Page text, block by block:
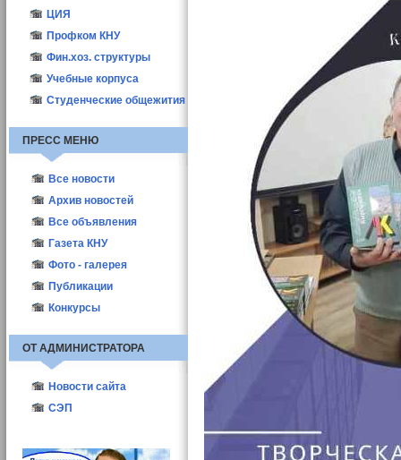
ЦИЯ
Профком КНУ
Фин.хоз. структуры
Учебные корпуса
Студенческие общежития
ПРЕСС МЕНЮ
Все новости
Новости КНУ
Абитуриент-2021
Новости структур
Другие новости
Актуальные
Выборы деканов-2011
Архив новостей
Все объявления
Газета КНУ
2010
2011
2012
Фото - галерея
Публикации
ППС
Конкурсы
ОТ АДМИНИСТРАТОРА
Новости сайта
СЭП
Адресная книга СЭП